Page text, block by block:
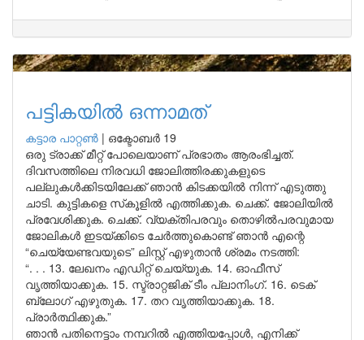
പട്ടികയിൽ ഒന്നാമത്
കട്ടാര പാറ്റൺ | ഒക്ടോബർ 19
ഒരു ട്രാക്ക് മീറ്റ് പോലെയാണ് പ്രഭാതം ആരംഭിച്ചത്.
ദിവസത്തിലെ നിരവധി ജോലിത്തിരക്കുകളുടെ
പല്ലുകൾക്കിടയിലേക്ക് ഞാൻ കിടക്കയിൽ നിന്ന് എടുത്തു
ചാടി. കുട്ടികളെ സ്‌കൂളിൽ എത്തിക്കുക. ചെക്ക്. ജോലിയിൽ
പ്രവേശിക്കുക. ചെക്ക്. വ്യക്തിപരവും തൊഴിൽപരവുമായ
ജോലികൾ ഇടയ്ക്കിടെ ചേർത്തുകൊണ്ട് ഞാൻ എന്റെ
“ചെയ്യേണ്ടവയുടെ” ലിസ്റ്റ് എഴുതാൻ ശ്രമം നടത്തി:
“. . . 13. ലേഖനം എഡിറ്റ് ചെയ്യുക. 14. ഓഫീസ്
വൃത്തിയാക്കുക. 15. സ്ട്രാറ്റജിക് ടീം പ്ലാനിംഗ്. 16. ടെക്
ബ്ലോഗ് എഴുതുക. 17. തറ വൃത്തിയാക്കുക. 18.
പ്രാർത്ഥിക്കുക.”
ഞാൻ പതിനെട്ടാം നമ്പറിൽ എത്തിയപ്പോൾ, എനിക്ക്